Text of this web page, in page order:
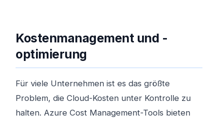
Kostenmanagement und -
optimierung
Für viele Unternehmen ist es das größte
Problem, die Cloud-Kosten unter Kontrolle zu
halten. Azure Cost Management-Tools bieten